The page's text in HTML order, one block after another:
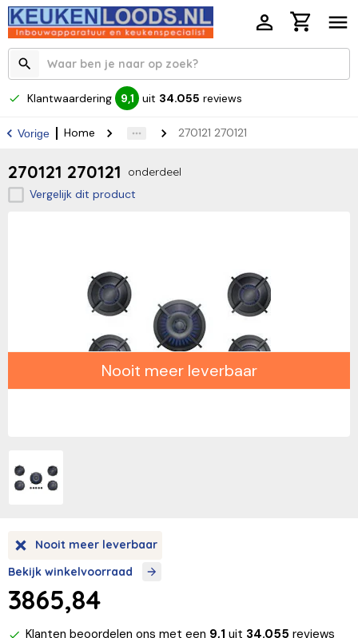
Klantwaardering 9,1 uit 34.055 reviews
Vorige Home 270121 270121
270121 270121
onderdeel
Vergelijk dit product
Nooit meer leverbaar
Nooit meer leverbaar
Bekijk winkelvoorraad
3865,84
Klanten beoordelen ons met een 9,1 uit 34.055 reviews